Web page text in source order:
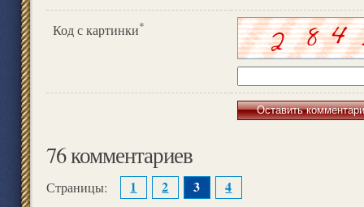
Код с картинки*
76 комментариев
Страницы: 1 2 3
4